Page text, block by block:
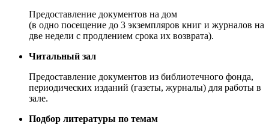
Предоставление документов на дом
(в одно посещение до 3 экземпляров книг и журналов на
две недели с продлением срока их возврата).
Читальный зал
Предоставление документов из библиотечного фонда,
периодических изданий (газеты, журналы) для работы в
зале.
Подбор литературы по темам